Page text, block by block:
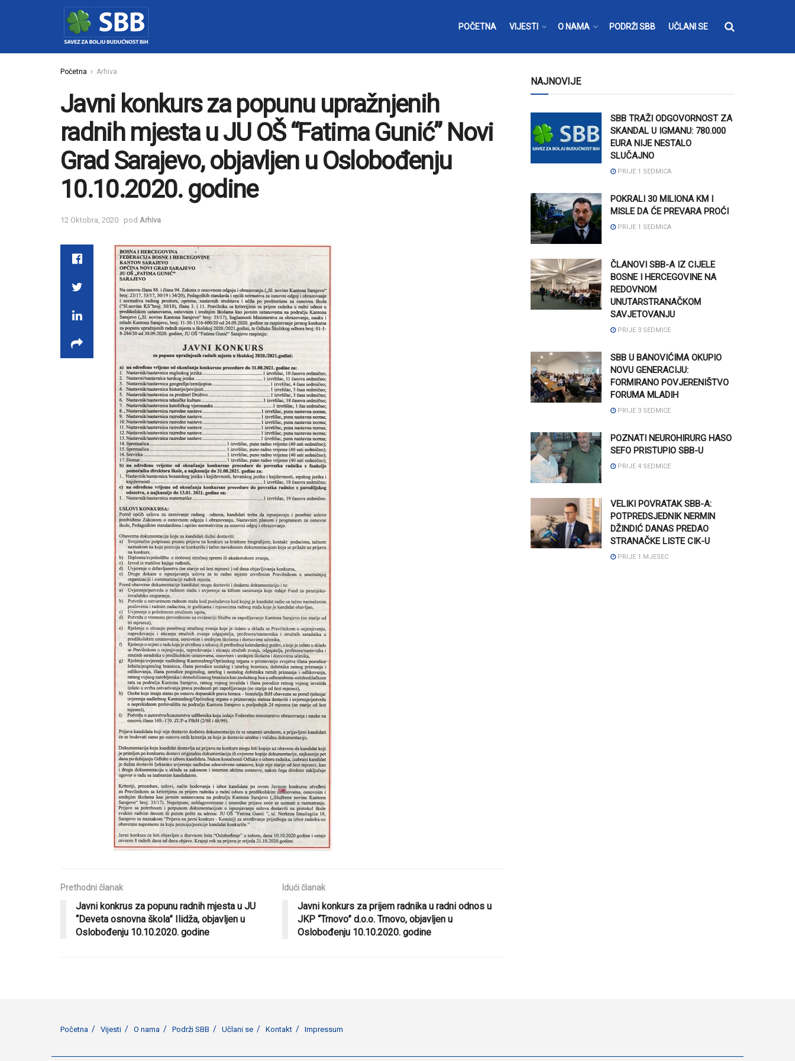
POČETNA VIJESTI O NAMA PODRŽI SBB UČLANI SE
Početna Arhiva
Javni konkurs za popunu upražnjenih
radnih mjesta u JU OŠ “Fatima Gunić” Novi
Grad Sarajevo, objavljen u Oslobođenju
10.10.2020. godine
12 Oktobra, 2020 pod Arhiva
Prethodni članak
Javni konkrus za popunu radnih mjesta u JU
“Deveta osnovna škola” Ilidža, objavljen u
Oslobođenju 10.10.2020. godine
Idući članak
Javni konkurs za prijem radnika u radni odnos u
JKP “Trnovo” d.o.o. Trnovo, objavljen u
Oslobođenju 10.10.2020. godine
NAJNOVIJE
SBB TRAŽI ODGOVORNOST ZA
SKANDAL U IGMANU: 780.000
EURA NIJE NESTALO
SLUČAJNO
PRIJE 1 SEDMICA
POKRALI 30 MILIONA KM I
MISLE DA ĆE PREVARA PROĆI
PRIJE 1 SEDMICA
ČLANOVI SBB-A IZ CIJELE
BOSNE I HERCEGOVINE NA
REDOVNOM
UNUTARSTRANAČKOM
SAVJETOVANJU
PRIJE 3 SEDMICE
SBB U BANOVIĆIMA OKUPIO
NOVU GENERACIJU:
FORMIRANO POVJERENIŠTVO
FORUMA MLADIH
PRIJE 3 SEDMICE
POZNATI NEUROHIRURG HASO
SEFO PRISTUPIO SBB-U
PRIJE 4 SEDMICE
VELIKI POVRATAK SBB-A:
POTPREDSJEDNIK NERMIN
DŽINDIĆ DANAS PREDAO
STRANAČKE LISTE CIK-U
PRIJE 1 MJESEC
Početna Vijesti O nama Podrži SBB Učlani se Kontakt Impressum